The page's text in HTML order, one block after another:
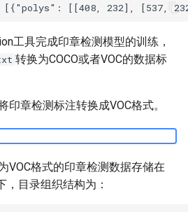
工具完成印章检测模型的训练，
转换为COCO或者VOC的数据标
印章检测标注转换成VOC格式。
VOC格式的印章检测数据存储在
目录组织结构为：